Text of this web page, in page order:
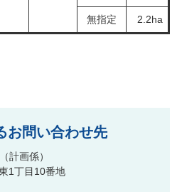
無指定 2.2ha
お問い合わせ先
計画係
1丁目10番地